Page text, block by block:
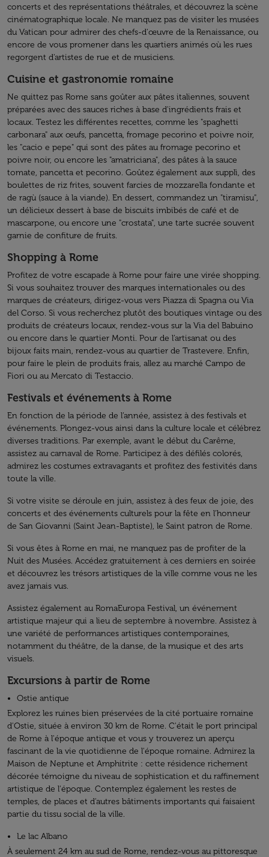
concerts et des représentations théâtrales, et découvrez la scène
cinématographique locale. Ne manquez pas de visiter les musées
du Vatican pour admirer des chefs-d'œuvre de la Renaissance, ou
encore de vous promener dans les quartiers animés où les rues
regorgent d'artistes de rue et de musiciens.
Cuisine et gastronomie romaine
Ne quittez pas Rome sans goûter aux pâtes italiennes, souvent
préparées avec des sauces riches à base d'ingrédients frais et
locaux. Testez les différentes recettes, comme les "spaghetti
carbonara" aux œufs, pancetta, fromage pecorino et poivre noir,
les "cacio e pepe" qui sont des pâtes au fromage pecorino et
poivre noir, ou encore les "amatriciana", des pâtes à la sauce
tomate, pancetta et pecorino. Goûtez également aux supplì, des
boulettes de riz frites, souvent farcies de mozzarella fondante et
de ragù (sauce à la viande). En dessert, commandez un "tiramisu",
un délicieux dessert à base de biscuits imbibés de café et de
mascarpone, ou encore une "crostata", une tarte sucrée souvent
garnie de confiture de fruits.
Shopping à Rome
Profitez de votre escapade à Rome pour faire une virée shopping.
Si vous souhaitez trouver des marques internationales ou des
marques de créateurs, dirigez-vous vers Piazza di Spagna ou Via
del Corso. Si vous recherchez plutôt des boutiques vintage ou des
produits de créateurs locaux, rendez-vous sur la Via del Babuino
ou encore dans le quartier Monti. Pour de l’artisanat ou des
bijoux faits main, rendez-vous au quartier de Trastevere. Enfin,
pour faire le plein de produits frais, allez au marché Campo de
Fiori ou au Mercato di Testaccio.
Festivals et événements à Rome
En fonction de la période de l’année, assistez à des festivals et
événements. Plongez-vous ainsi dans la culture locale et célébrez
diverses traditions. Par exemple, avant le début du Carême,
assistez au carnaval de Rome. Participez à des défilés colorés,
admirez les costumes extravagants et profitez des festivités dans
toute la ville.
Si votre visite se déroule en juin, assistez à des feux de joie, des
concerts et des événements culturels pour la fête en l’honneur
de San Giovanni (Saint Jean-Baptiste), le Saint patron de Rome.
Si vous êtes à Rome en mai, ne manquez pas de profiter de la
Nuit des Musées. Accédez gratuitement à ces derniers en soirée
et découvrez les trésors artistiques de la ville comme vous ne les
avez jamais vus.
Assistez également au RomaEuropa Festival, un événement
artistique majeur qui a lieu de septembre à novembre. Assistez à
une variété de performances artistiques contemporaines,
notamment du théâtre, de la danse, de la musique et des arts
visuels.
Excursions à partir de Rome
Ostie antique
Explorez les ruines bien préservées de la cité portuaire romaine
d'Ostie, située à environ 30 km de Rome. C'était le port principal
de Rome à l'époque antique et vous y trouverez un aperçu
fascinant de la vie quotidienne de l'époque romaine. Admirez la
Maison de Neptune et Amphitrite : cette résidence richement
décorée témoigne du niveau de sophistication et du raffinement
artistique de l'époque. Contemplez également les restes de
temples, de places et d'autres bâtiments importants qui faisaient
partie du tissu social de la ville.
Le lac Albano
À seulement 24 km au sud de Rome, rendez-vous au pittoresque